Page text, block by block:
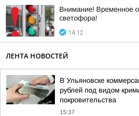
Внимание! Временное
светофора!
14:12
ЛЕНТА НОВОСТЕЙ
В Ульяновске
рублей под видом
покровительства
15:37